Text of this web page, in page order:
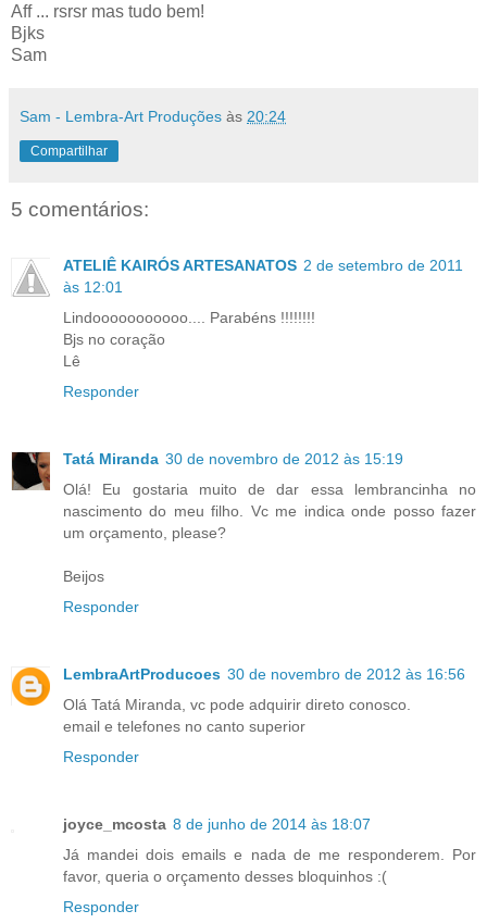
Aff ... rsrsr mas tudo bem!
Bjks
Sam
Sam - Lembra-Art Produções às 20:24
Compartilhar
5 comentários:
ATELIÊ KAIRÓS ARTESANATOS 2 de setembro de 2011
às 12:01
Lindooooooooooo.... Parabéns !!!!!!!!
Bjs no coração
Lê
Responder
Tatá Miranda 30 de novembro de 2012 às 15:19
Olá! Eu gostaria muito de dar essa lembrancinha no
nascimento do meu filho. Vc me indica onde posso fazer
um orçamento, please?
Beijos
Responder
LembraArtProducoes 30 de novembro de 2012 às 16:56
Olá Tatá Miranda, vc pode adquirir direto conosco.
email e telefones no canto superior
Responder
joyce_mcosta 8 de junho de 2014 às 18:07
Já mandei dois emails e nada de me responderem. Por
favor, queria o orçamento desses bloquinhos :(
Responder